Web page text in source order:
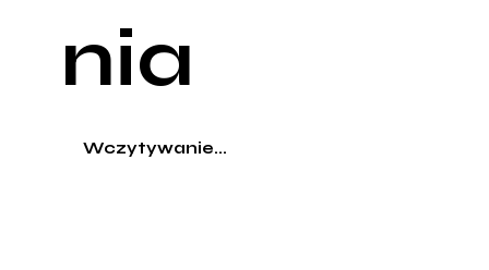
nia
Wczytywanie...